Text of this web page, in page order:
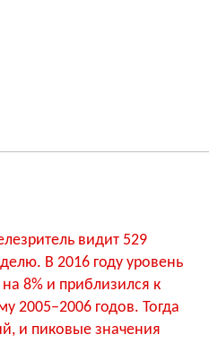
видит 529
В 2016 году уровень
8% и приблизился к
2005–2006 годов. Тогда
и пиковые значения